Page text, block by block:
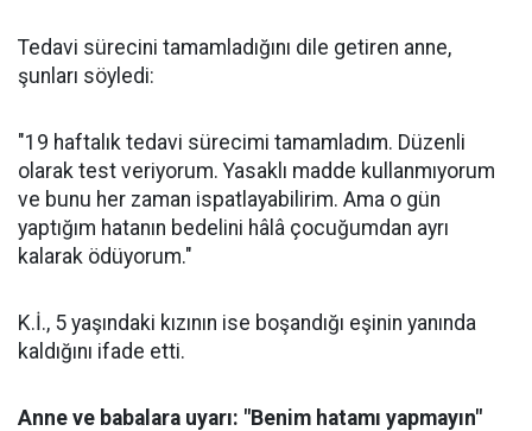
Tedavi sürecini tamamladığını dile getiren anne,
şunları söyledi:
"19 haftalık tedavi sürecimi tamamladım. Düzenli
olarak test veriyorum. Yasaklı madde kullanmıyorum
ve bunu her zaman ispatlayabilirim. Ama o gün
yaptığım hatanın bedelini hâlâ çocuğumdan ayrı
kalarak ödüyorum."
K.İ., 5 yaşındaki kızının ise boşandığı eşinin yanında
kaldığını ifade etti.
Anne ve babalara uyarı: "Benim hatamı yapmayın"